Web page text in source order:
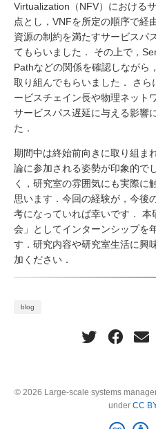
Virtualization（NFV）における
点とし，VNFを所定の順序で経
資源の制約を満たすサービスパ
てもらいました． その上で，
Pathなどの関係を確認しながら
取り組んでもらいました． さ
ービスチェイン長や物理ネット
サービスパス遅延に与える影響
た．
期間中は終始前向きに取り組ま
論に参加される姿勢が印象的で
く，研究室の雰囲気にも実際に
思います．今回の経験が，今後
考になっていれば幸いです．
会」としてインターンシップを
す．研究内容や研究室生活に興
加ください．
blog
© 2026 Large-scale systems
under CC